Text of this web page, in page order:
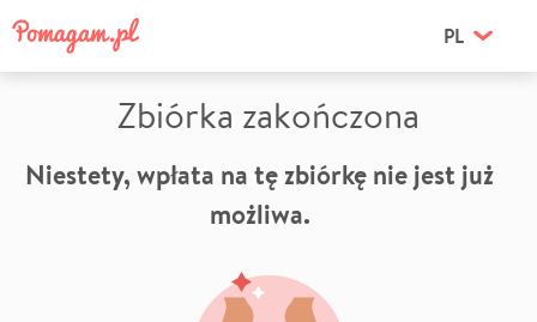
PL
Zbiórka zakończona
Niestety, wpłata na tę zbiórkę nie jest już
możliwa.